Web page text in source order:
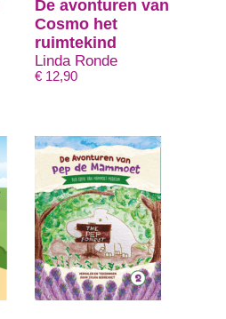
De avonturen van
Cosmo het
ruimtekind
Linda Ronde
€ 12,90